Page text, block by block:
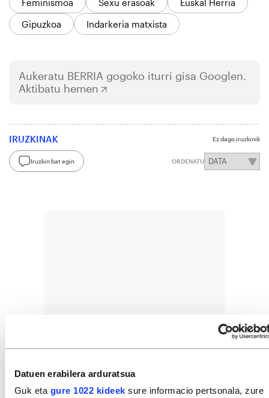
Datuen erabilera arduratsua
Guk eta gure 1022 kideek sure informacio pertsonala, zure
Feminismoa
Sexu erasoak
Euskal Herria
Gipuzkoa
Indarkeria matxista
Aukeratu BERRIA gogoko iturri gisa Googlen.
Aktibatu hemen
IRUZKINAK Ez dago iruzkinik
Iruzkin bat egin ORDENATU